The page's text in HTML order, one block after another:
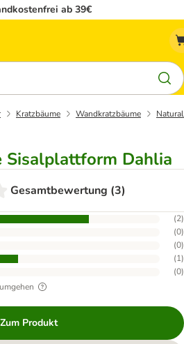
ab 39€
Kratzbäume Wandkratzbäume
Sisalplattform Dahlia
Gesamtbewertung (3)
(2)
(0)
(0)
(1)
(0)
Zum Produkt